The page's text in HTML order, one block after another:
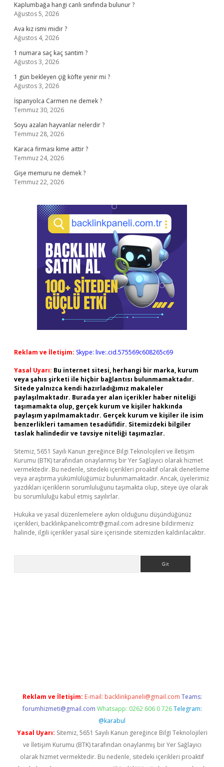
Kaplumbağa hangi canlı sınıfında bulunur ?
Ağustos 5, 2026
Ava kız ismi midir ?
Ağustos 4, 2026
1 numara saç kaç santim ?
Ağustos 3, 2026
1 gün bekleyen çiğ köfte yenir mi ?
Ağustos 3, 2026
İspanyolca Carmen ne demek ?
Temmuz 30, 2026
Soyu azalan hayvanlar nelerdir ?
Temmuz 28, 2026
Karaca firması kime aittir ?
Temmuz 24, 2026
Gişe memuru ne demek ?
Temmuz 22, 2026
Reklam ve İletişim: Skype: live:.cid.575569c608265c69
Yasal Uyarı: Bu internet sitesi, herhangi bir marka, kurum
veya şahıs şirketi ile hiçbir bağlantısı bulunmamaktadır.
Sitede yalnızca kendi hazırladığımız makaleler
paylaşılmaktadır. Burada yer alan içerikler haber niteliği
taşımamakta olup, gerçek kurum ve kişiler hakkında
paylaşım yapılmamaktadır. Gerçek kurum ve kişiler ile isim
benzerlikleri tamamen tesadüfidir. Sitemizdeki bilgiler
taslak halindedir ve tavsiye niteliği taşımazlar.
Sitemiz, 5651 Sayılı Kanun gereğince Bilgi Teknolojileri ve İletişim
Kurumu (BTK) tarafından onaylanmış bir Yer Sağlayıcı olarak hizmet
vermektedir. Bu nedenle, sitedeki içerikleri proaktif olarak denetleme
veya araştırma yükümlülüğümüz bulunmamaktadır. Ancak, üyelerimiz
yazdıkları içeriklerin sorumluluğunu taşımakta olup, siteye üye olarak
bu sorumluluğu kabul etmiş sayılırlar.
Hukuka ve yasal düzenlemelere aykırı olduğunu düşündüğünüz
içerikleri, backlinkpanelicomtr@gmail.com adresine bildirmeniz
halinde, ilgili içerikler yasal süre içerisinde sitemizden kaldırılacaktır.
Reklam ve İletişim: E-mail: backlinkpaneli@gmail.com Teams:
forumhizmeti@gmail.com Whatsapp: 0262 606 0 726 Telegram:
@karabul
Yasal Uyarı: Sitemiz, 5651 Sayılı Kanun gereğince Bilgi Teknolojileri
ve İletişim Kurumu (BTK) tarafından onaylanmış bir Yer Sağlayıcı
olarak hizmet vermektedir. Bu nedenle, sitedeki içerikleri proaktif